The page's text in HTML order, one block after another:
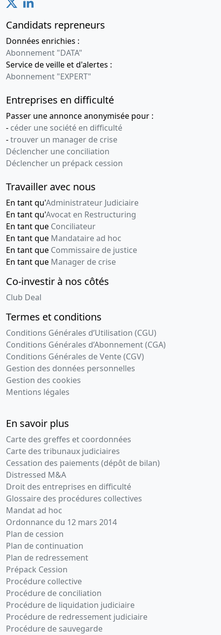
Candidats repreneurs
Données enrichies :
Abonnement "DATA"
Service de veille et d'alertes :
Abonnement "EXPERT"
Entreprises en difficulté
Passer une annonce anonymisée pour :
- céder une société en difficulté
-trouver un manager de crise
Déclencher une conciliation
Déclencher un prépack cession
Travailler avec nous
En tant qu'Administrateur Judiciaire
En tant qu'Avocat en Restructuring
En tant que Conciliateur
En tant que Mandataire ad hoc
En tant que Commissaire de justice
En tant que Manager de crise
Co-investir à nos côtés
Club Deal
Termes et conditions
Conditions Générales d’Utilisation (CGU)
Conditions Générales d’Abonnement (CGA)
Conditions Générales de Vente (CGV)
Gestion des données personnelles
Gestion des cookies
Mentions légales
En savoir plus
Carte des greffes et coordonnées
Carte des tribunaux judiciaires
Cessation des paiements (dépôt de bilan)
Distressed M&A
Droit des entreprises en difficulté
Glossaire des procédures collectives
Mandat ad hoc
Ordonnance du 12 mars 2014
Plan de cession
Plan de continuation
Plan de redressement
Prépack Cession
Procédure collective
Procédure de conciliation
Procédure de liquidation judiciaire
Procédure de redressement judiciaire
Procédure de sauvegarde